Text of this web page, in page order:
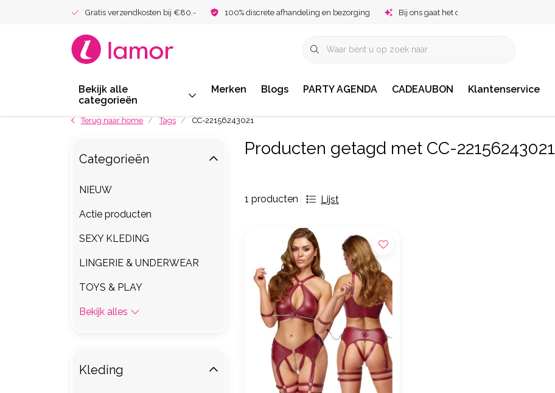
Gratis verzendkosten bij €80.- 100% discrete afhandeling en bezorging Bij ons gaat het om jou!
Bekijk alle
categorieën
Merken Blogs PARTY AGENDA CADEAUBON Klantenservice
Terug naar home Tags CC-22156243021
Producten getagd met CC-22156243021
1 producten Lijst
Categorieën
NIEUW
Actie producten
SEXY KLEDING
LINGERIE & UNDERWEAR
TOYS & PLAY
Bekijk alles
Kleding